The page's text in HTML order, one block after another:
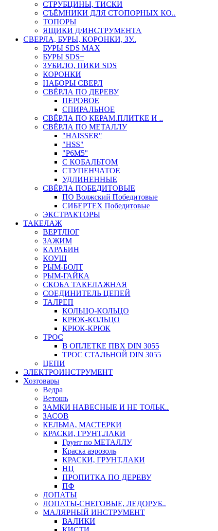
СТРУБЦИНЫ, ТИСКИ
СЪЁМНИКИ ДЛЯ СТОПОРНЫХ КО..
ТОПОРЫ
ЯЩИКИ Д/ИНСТРУМЕНТА
СВЕРЛА, БУРЫ, КОРОНКИ, ЗУ..
БУРЫ SDS MAX
БУРЫ SDS+
ЗУБИЛО, ПИКИ SDS
КОРОНКИ
НАБОРЫ СВЕРЛ
СВЁРЛА ПО ДЕРЕВУ
ПЕРОВОЕ
СПИРАЛЬНОЕ
СВЁРЛА ПО КЕРАМ.ПЛИТКЕ И ..
СВЁРЛА ПО МЕТАЛЛУ
"HAISSER"
"HSS"
"Р6М5"
С КОБАЛЬТОМ
СТУПЕНЧАТОЕ
УДЛИНЕННЫЕ
СВЁРЛА ПОБЕДИТОВЫЕ
ПО Волжский Победитовые
СИБЕРТЕХ Победитовые
ЭКСТРАКТОРЫ
ТАКЕЛАЖ
ВЕРТЛЮГ
ЗАЖИМ
КАРАБИН
КОУШ
РЫМ-БОЛТ
РЫМ-ГАЙКА
СКОБА ТАКЕЛАЖНАЯ
СОЕДИНИТЕЛЬ ЦЕПЕЙ
ТАЛРЕП
КОЛЬЦО-КОЛЬЦО
КРЮК-КОЛЬЦО
КРЮК-КРЮК
ТРОС
В ОПЛЕТКЕ ПВХ DIN 3055
ТРОС СТАЛЬНОЙ DIN 3055
ЦЕПИ
ЭЛЕКТРОИНСТРУМЕНТ
Хозтовары
Ведра
Ветошь
ЗАМКИ НАВЕСНЫЕ И НЕ ТОЛЬК..
ЗАСОВ
КЕЛЬМА, МАСТЕРКИ
КРАСКИ, ГРУНТ,ЛАКИ
Грунт по МЕТАЛЛУ
Краска аэрозоль
КРАСКИ, ГРУНТ,ЛАКИ
НЦ
ПРОПИТКА ПО ДЕРЕВУ
ПФ
ЛОПАТЫ
ЛОПАТЫ-СНЕГОВЫЕ, ЛЕДОРУБ..
МАЛЯРНЫЙ ИНСТРУМЕНТ
ВАЛИКИ